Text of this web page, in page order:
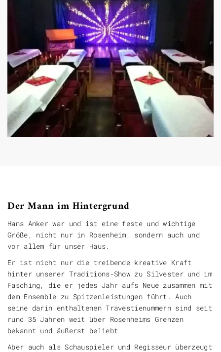
Der Mann im Hintergrund
Hans Anker war und ist eine feste und wichtige
Größe, nicht nur in Rosenheim, sondern auch und
vor allem für unser Haus.
Er ist nicht nur die treibende kreative Kraft
hinter unserer Traditions-Show zu Silvester und im
Fasching, die er jedes Jahr aufs Neue zusammen mit
dem Ensemble zu Spitzenleistungen führt. Auch
seine darin enthaltenen Travestienummern sind seit
rund 35 Jahren weit über Rosenheims Grenzen
bekannt und äußerst beliebt.
Aber auch als Schauspieler und Regisseur überzeugt